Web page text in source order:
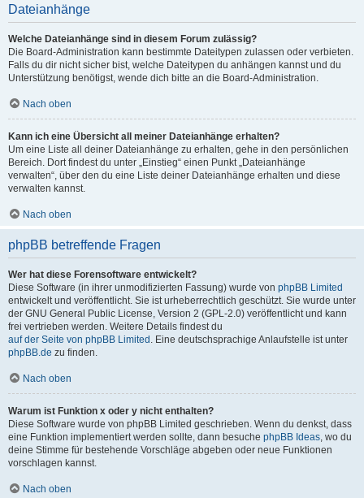
Dateianhänge
Welche Dateianhänge sind in diesem Forum zulässig?
Die Board-Administration kann bestimmte Dateitypen zulassen oder verbieten.
Falls du dir nicht sicher bist, welche Dateitypen du anhängen kannst und du
Unterstützung benötigst, wende dich bitte an die Board-Administration.
Nach oben
Kann ich eine Übersicht all meiner Dateianhänge erhalten?
Um eine Liste all deiner Dateianhänge zu erhalten, gehe in den persönlichen
Bereich. Dort findest du unter „Einstieg“ einen Punkt „Dateianhänge
verwalten“, über den du eine Liste deiner Dateianhänge erhalten und diese
verwalten kannst.
Nach oben
phpBB betreffende Fragen
Wer hat diese Forensoftware entwickelt?
Diese Software (in ihrer unmodifizierten Fassung) wurde von phpBB Limited
entwickelt und veröffentlicht. Sie ist urheberrechtlich geschützt. Sie wurde unter
der GNU General Public License, Version 2 (GPL-2.0) veröffentlicht und kann
frei vertrieben werden. Weitere Details findest du
auf der Seite von phpBB Limited . Eine deutschsprachige Anlaufstelle ist unter
phpBB.de zu finden.
Nach oben
Warum ist Funktion x oder y nicht enthalten?
Diese Software wurde von phpBB Limited geschrieben. Wenn du denkst, dass
eine Funktion implementiert werden sollte, dann besuche phpBB Ideas, wo du
deine Stimme für bestehende Vorschläge abgeben oder neue Funktionen
vorschlagen kannst.
Nach oben